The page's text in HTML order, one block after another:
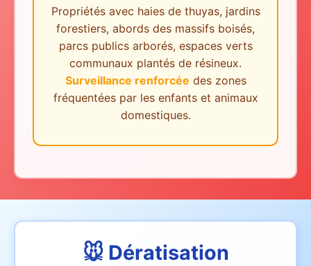
Propriétés avec haies de thuyas, jardins
forestiers, abords des massifs boisés,
parcs publics arborés, espaces verts
communaux plantés de résineux.
Surveillance renforcée des zones
fréquentées par les enfants et animaux
domestiques.
🐭 Dératisation